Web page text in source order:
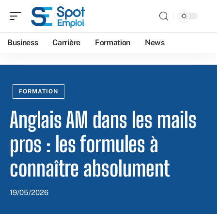
Business Carrière Formation News
FORMATION
Anglais AM dans les mails
pros : les formules à
connaître absolument
19/05/2026